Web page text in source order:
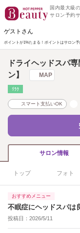
国内最大級の
サロン予約
ゲストさん
ポイントが1%たまる！ ポイントはサロン予
ドライヘッドスパ
ン】
MAP
ﾘﾗｸ
スマート支払いOK
サロン情報
トップ フォト
おすすめメニュー
不眠症にヘッドスパは
投稿日：2026/5/11